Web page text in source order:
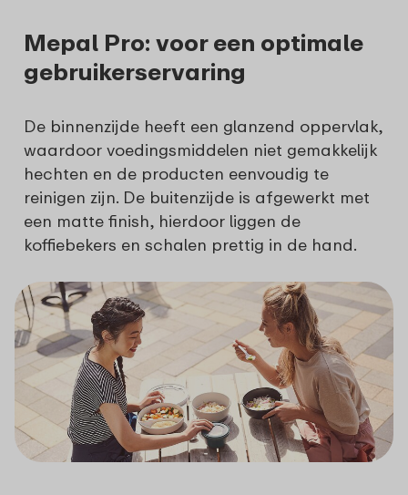
Mepal Pro: voor een optimale
gebruikerservaring
De binnenzijde heeft een glanzend oppervlak,
waardoor voedingsmiddelen niet gemakkelijk
hechten en de producten eenvoudig te
reinigen zijn. De buitenzijde is afgewerkt met
een matte finish, hierdoor liggen de
koffiebekers en schalen prettig in de hand.